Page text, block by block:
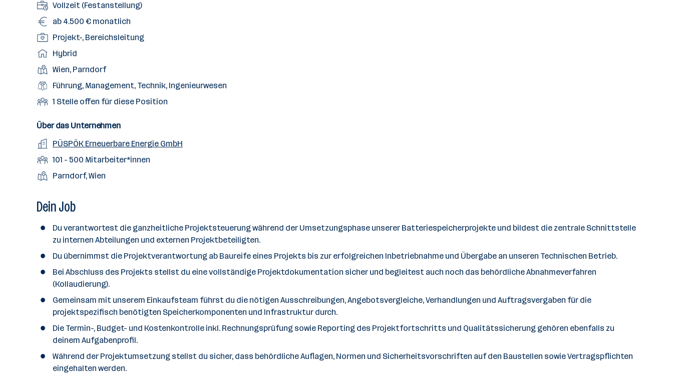
A
n
t
e
l
u
n
s
r
t
Vollzeit (Festanstellung)
G
e
h
a
l
t
ab 4.500 € monatlich
P
o
i
t
i
n
e
b
n
Projekt-, Bereichsleitung
A
r
b
e
i
s
m
o
d
e
Hybrid
D
i
n
t
o
t
e
Wien, Parndorf
B
e
u
s
f
l
e
Führung, Management, Technik, Ingenieurwesen
O
f
n
e
S
l
1 Stelle offen für diese Position
Über das Unternehmen
A
r
e
t
e
PÜSPÖK Erneuerbare Energie GmbH
M
i
t
r
e
n
101 - 500 Mitarbeiter*innen
S
a
n
d
e
Parndorf, Wien
Dein Job
Du verantwortest die ganzheitliche Projektsteuerung während der Umsetzungsphase unserer Batteriespeicherprojekte und bildest die zentrale Schnittstelle
zu internen Abteilungen und externen Projektbeteiligten.
Du übernimmst die Projektverantwortung ab Baureife eines Projekts bis zur erfolgreichen Inbetriebnahme und Übergabe an unseren Technischen Betrieb.
Bei Abschluss des Projekts stellst du eine vollständige Projektdokumentation sicher und begleitest auch noch das behördliche Abnahmeverfahren
(Kollaudierung).
Gemeinsam mit unserem Einkaufsteam führst du die nötigen Ausschreibungen, Angebotsvergleiche, Verhandlungen und Auftragsvergaben für die
projektspezifisch benötigten Speicherkomponenten und Infrastruktur durch.
Die Termin-, Budget- und Kostenkontrolle inkl. Rechnungsprüfung sowie Reporting des Projektfortschritts und Qualitätssicherung gehören ebenfalls zu
deinem Aufgabenprofil.
Während der Projektumsetzung stellst du sicher, dass behördliche Auflagen, Normen und Sicherheitsvorschriften auf den Baustellen sowie Vertragspflichten
eingehalten werden.